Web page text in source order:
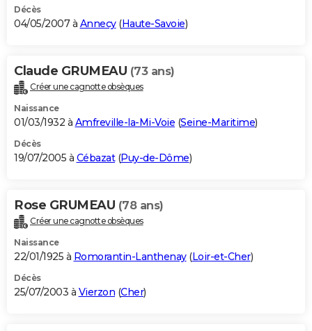
Décès
04/05/2007 à Annecy(Haute-Savoie)
Claude GRUMEAU (73 ans)
Créer une cagnotte obsèques
Naissance
01/03/1932 à Amfreville-la-Mi-Voie (Seine-Maritime)
Décès
19/07/2005 à Cébazat(Puy-de-Dôme)
Rose GRUMEAU (78 ans)
Créer une cagnotte obsèques
Naissance
22/01/1925 à Romorantin-Lanthenay(Loir-et-Cher)
Décès
25/07/2003 à Vierzon (Cher)